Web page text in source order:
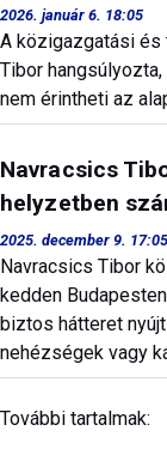
2026. január 6. 18:05
A közigazgatási
Tibor
nem érintheti az
Navracsics
helyzetben
2025. december 9. 17:05
Navracsics Tibor
kedden
biztos hátteret
nehézségek vagy
További tartalmak: